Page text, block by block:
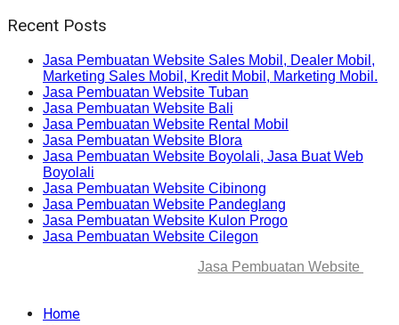
Recent Posts
Jasa Pembuatan Website Sales Mobil, Dealer Mobil,
Marketing Sales Mobil, Kredit Mobil, Marketing Mobil.
Jasa Pembuatan Website Tuban
Jasa Pembuatan Website Bali
Jasa Pembuatan Website Rental Mobil
Jasa Pembuatan Website Blora
Jasa Pembuatan Website Boyolali, Jasa Buat Web
Boyolali
Jasa Pembuatan Website Cibinong
Jasa Pembuatan Website Pandeglang
Jasa Pembuatan Website Kulon Progo
Jasa Pembuatan Website Cilegon
Jasa Pembuatan Website
Home